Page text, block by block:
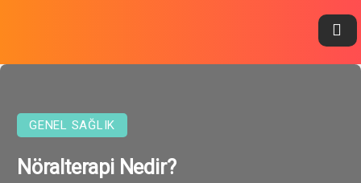
GENEL SAĞLIK
Nöralterapi Nedir?